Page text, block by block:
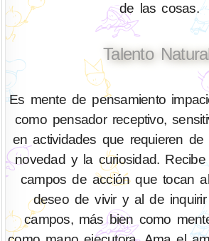
de las cosas.
Talento
Es mente de pensamiento
como pensador receptivo,
en actividades que requieren de
novedad y la curiosidad.
campos de acción que tocan
deseo de vivir y al de
campos, más bien como